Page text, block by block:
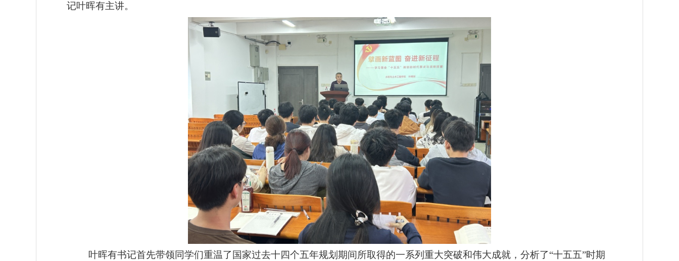
记叶晖有主讲。
叶晖有书记首先带领同学们重温了国家过去十四个五年规划期间所取得的一系列重大突破和伟大成就，分析了“十五五”时期